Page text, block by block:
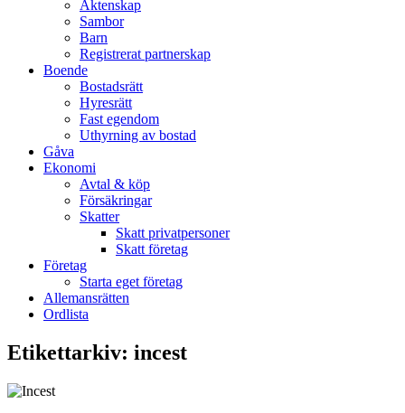
Äktenskap
Sambor
Barn
Registrerat partnerskap
Boende
Bostadsrätt
Hyresrätt
Fast egendom
Uthyrning av bostad
Gåva
Ekonomi
Avtal & köp
Försäkringar
Skatter
Skatt privatpersoner
Skatt företag
Företag
Starta eget företag
Allemansrätten
Ordlista
Etikettarkiv: incest